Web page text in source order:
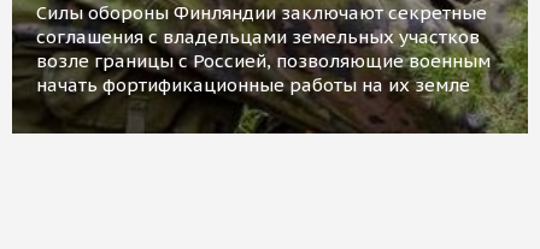
Силы обороны Финляндии заключают секретные
соглашения с владельцами земельных участков
возле границы с Россией, позволяющие военным
начать фортификационные работы на их земле